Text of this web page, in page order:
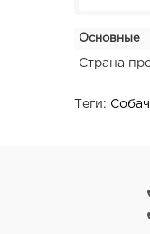
Основные
Страна
Теги: